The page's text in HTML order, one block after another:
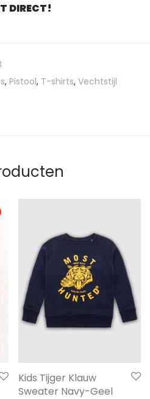
DIRECT!
, Pistool, T-shirts, Vechtstijl
Kids Tijger Klauw
Sweater Navy-Geel